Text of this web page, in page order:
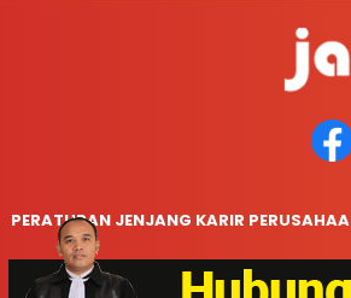
PERATURAN JENJANG KARIR
COPYRIGHT ©